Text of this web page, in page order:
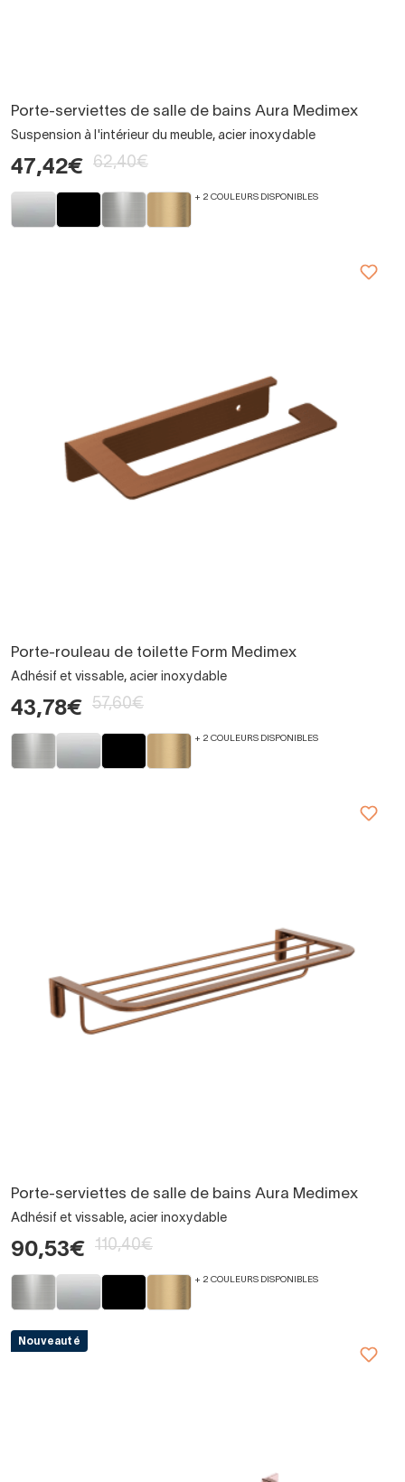
Porte-serviettes de salle de bains Aura Medimex
Suspension à l'intérieur du meuble, acier inoxydable
47,42€ 62,40€
+ 2 COULEURS DISPONIBLES
Porte-rouleau de toilette Form Medimex
Adhésif et vissable, acier inoxydable
43,78€ 57,60€
+ 2 COULEURS DISPONIBLES
Porte-serviettes de salle de bains Aura Medimex
Adhésif et vissable, acier inoxydable
90,53€ 110,40€
+ 2 COULEURS DISPONIBLES
Nouveauté